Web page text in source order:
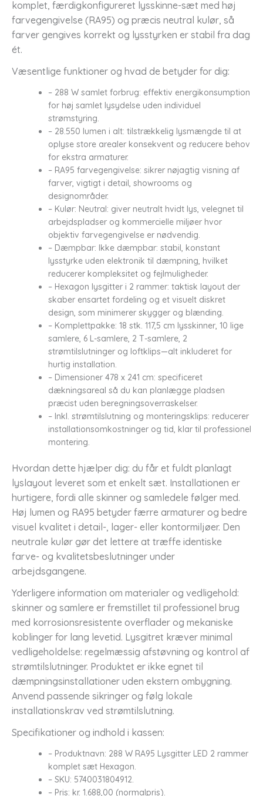
komplet, færdigkonfigureret lysskinne-sæt med høj
farvegengivelse (RA95) og præcis neutral kulør, så
farver gengives korrekt og lysstyrken er stabil fra dag
ét.
Væsentlige funktioner og hvad de betyder for dig:
– 288 W samlet forbrug: effektiv energikonsumption
for høj samlet lysydelse uden individuel
strømstyring.
– 28.550 lumen i alt: tilstrækkelig lysmængde til at
oplyse store arealer konsekvent og reducere behov
for ekstra armaturer.
– RA95 farvegengivelse: sikrer nøjagtig visning af
farver, vigtigt i detail, showrooms og
designområder.
– Kulør: Neutral: giver neutralt hvidt lys, velegnet til
arbejdspladser og kommercielle miljøer hvor
objektiv farvegengivelse er nødvendig.
– Dæmpbar: Ikke dæmpbar: stabil, konstant
lysstyrke uden elektronik til dæmpning, hvilket
reducerer kompleksitet og fejlmuligheder.
– Hexagon lysgitter i 2 rammer: taktisk layout der
skaber ensartet fordeling og et visuelt diskret
design, som minimerer skygger og blænding.
– Komplettpakke: 18 stk. 117,5 cm lysskinner, 10 lige
samlere, 6 L-samlere, 2 T-samlere, 2
strømtilslutninger og loftklips—alt inkluderet for
hurtig installation.
– Dimensioner 478 x 241 cm: specificeret
dækningsareal så du kan planlægge pladsen
præcist uden beregningsoverraskelser.
– Inkl. strømtilslutning og monteringsklips: reducerer
installationsomkostninger og tid, klar til professionel
montering.
Hvordan dette hjælper dig: du får et fuldt planlagt
lyslayout leveret som et enkelt sæt. Installationen er
hurtigere, fordi alle skinner og samledele følger med.
Høj lumen og RA95 betyder færre armaturer og bedre
visuel kvalitet i detail-, lager- eller kontormiljøer. Den
neutrale kulør gør det lettere at træffe identiske
farve- og kvalitetsbeslutninger under
arbejdsgangene.
Yderligere information om materialer og vedligehold:
skinner og samlere er fremstillet til professionel brug
med korrosionsresistente overflader og mekaniske
koblinger for lang levetid. Lysgitret kræver minimal
vedligeholdelse: regelmæssig afstøvning og kontrol af
strømtilslutninger. Produktet er ikke egnet til
dæmpningsinstallationer uden ekstern ombygning.
Anvend passende sikringer og følg lokale
installationskrav ved strømtilslutning.
Specifikationer og indhold i kassen:
– Produktnavn: 288 W RA95 Lysgitter LED 2 rammer
komplet sæt Hexagon.
– SKU: 5740031804912.
– Pris: kr. 1.688,00 (normalpris).